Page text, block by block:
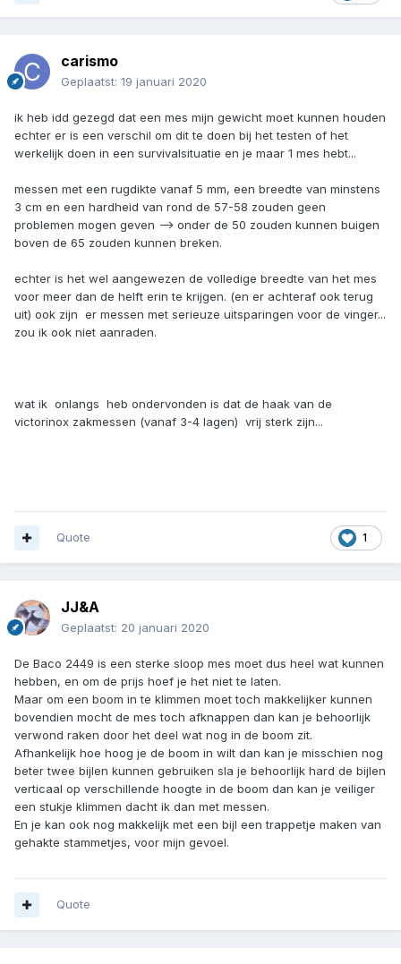
kan moet ik wel weten welke messen ik kan gebruiken
@justin kees
carismo
Geplaatst: 19 januari 2020
ik heb idd gezegd dat een mes mijn gewicht moet kunnen houden
echter er is een verschil om dit te doen bij het testen of het
werkelijk doen in een survivalsituatie en je maar 1 mes hebt...
messen met een rugdikte vanaf 5 mm, een breedte van minstens
3 cm en een hardheid van rond de 57-58 zouden geen
problemen mogen geven --> onder de 50 zouden kunnen buigen
boven de 65 zouden kunnen breken.
echter is het wel aangewezen de volledige breedte van het mes
voor meer dan de helft erin te krijgen. (en er achteraf ook terug
uit) ook zijn er messen met serieuze uitsparingen voor de vinger...
zou ik ook niet aanraden.
wat ik onlangs heb ondervonden is dat de haak van de
victorinox zakmessen (vanaf 3-4 lagen) vrij sterk zijn...
1
Quote
JJ&A
Geplaatst: 20 januari 2020
De Baco 2449 is een sterke sloop mes moet dus heel wat kunnen
hebben, en om de prijs hoef je het niet te laten.
Maar om een boom in te klimmen moet toch makkelijker kunnen
bovendien mocht de mes toch afknappen dan kan je behoorlijk
verwond raken door het deel wat nog in de boom zit.
Afhankelijk hoe hoog je de boom in wilt dan kan je misschien nog
beter twee bijlen kunnen gebruiken sla je behoorlijk hard de bijlen
verticaal op verschillende hoogte in de boom dan kan je veiliger
een stukje klimmen dacht ik dan met messen.
En je kan ook nog makkelijk met een bijl een trappetje maken van
gehakte stammetjes, voor mijn gevoel.
Quote